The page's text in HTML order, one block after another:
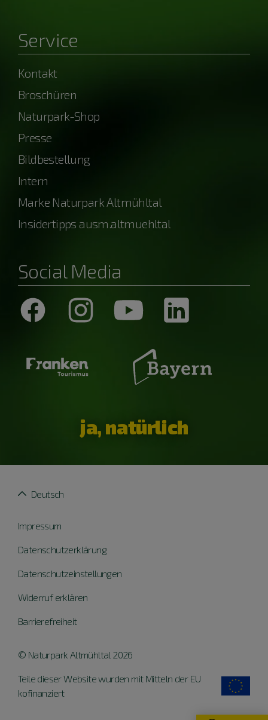
Service
Kontakt
Broschüren
Naturpark-Shop
Presse
Bildbestellung
Intern
Marke Naturpark Altmühltal
Insidertipps ausm.altmuehltal
Social Media
ja, natürlich
Impressum
Datenschutzerklärung
Datenschutzeinstellungen
Widerruf erklären
Barrierefreiheit
Deutsch
© Naturpark Altmühltal 2026
Teile dieser Website wurden mit Mitteln der EU
kofinanziert